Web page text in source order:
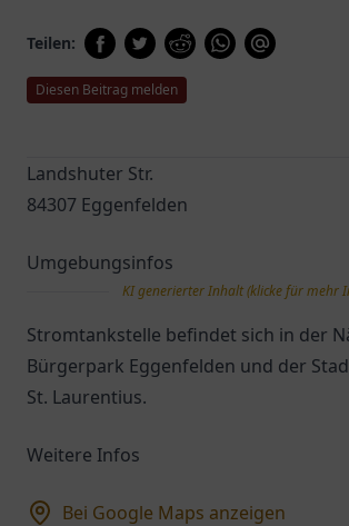
Teilen:
Diesen Beitrag melden
Landshuter Str.
84307 Eggenfelden
Umgebungsinfos
KI generierter Inhalt (klicke für mehr
Stromtankstelle befindet sich in der
Bürgerpark Eggenfelden und der
St. Laurentius.
Weitere Infos
Bei Google Maps anzeigen